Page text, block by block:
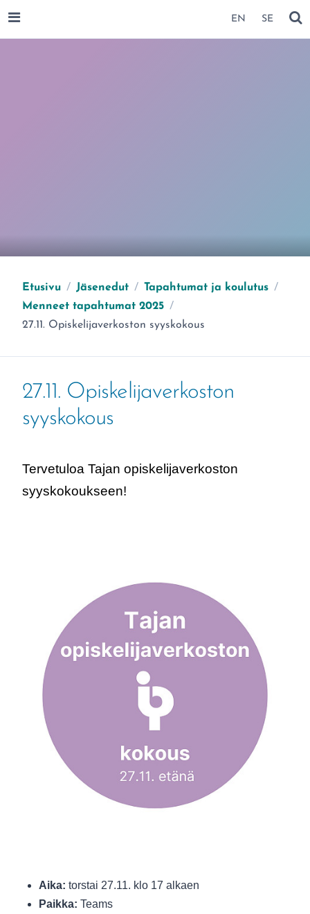
SIIRRY SIVUN SISÄLTÖÖN EN SE
Etusivu / Jäsenedut / Tapahtumat ja koulutus /
Menneet tapahtumat 2025 /
Olet täällä:
27.11. Opiskelijaverkoston syyskokous
27.11. Opiskelijaverkoston
syyskokous
Tervetuloa Tajan opiskelijaverkoston
syyskokoukseen!
Aika: torstai 27.11. klo 17 alkaen
Paikka: Teams